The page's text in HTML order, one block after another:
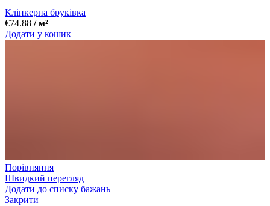
Клінкерна бруківка
€74.88 / м²
Додати у кошик
Порівняння
Швидкий перегляд
Додати до списку бажань
Закрити